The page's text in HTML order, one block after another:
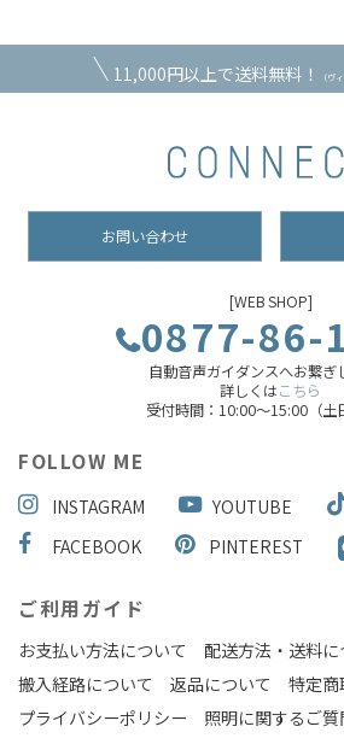
11,000円以上で送料無料！ （ヴ
お問い合わせ
[WEB SHOP]
0877-86-
自動音声ガイダンスへお繋ぎ
詳しくはこちら
受付時間：10:00～15:00（土
FOLLOW ME
INSTAGRAM YOUTUBE
FACEBOOK
PINTEREST
ご利用ガイド
お支払い方法について
配送方法・送料に
搬入経路について
返品について
特定
プライバシーポリシー
照明に関するご